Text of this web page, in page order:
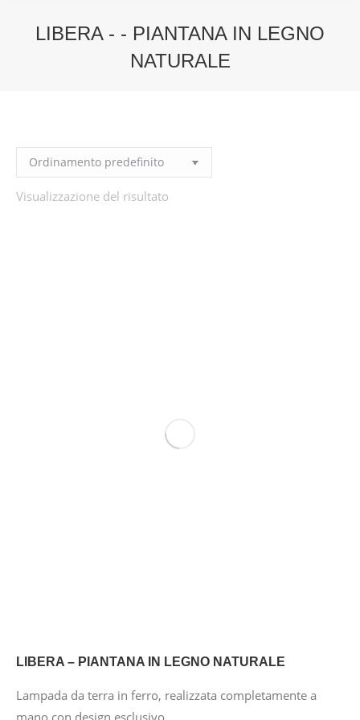
LIBERA - - PIANTANA IN LEGNO
NATURALE
Visualizzazione del risultato
LIBERA – PIANTANA IN LEGNO NATURALE
Lampada da terra in ferro, realizzata completamente a
mano con design esclusivo.